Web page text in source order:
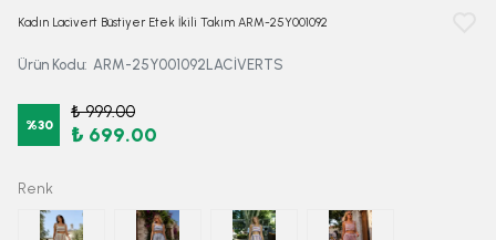
Kadın Lacivert Büstiyer Etek İkili Takım ARM-25Y001092
Ürün Kodu: ARM-25Y001092LACİVERTS
%30
₺ 999.00
₺ 699.00
Renk